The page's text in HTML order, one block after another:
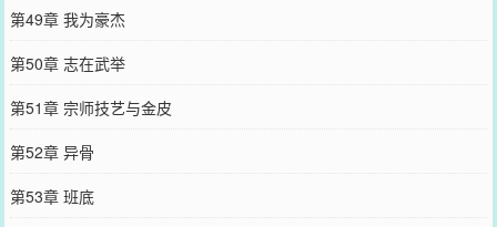
第49章 我为豪杰
第50章 志在武举
第51章 宗师技艺与金皮
第52章 异骨
第53章 班底